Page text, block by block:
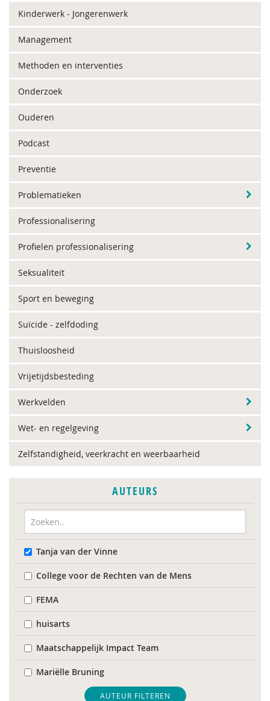
Kinderwerk - Jongerenwerk
Management
Methoden en interventies
Onderzoek
Ouderen
Podcast
Preventie
Problematieken
Professionalisering
Profielen professionalisering
Seksualiteit
Sport en beweging
Suïcide - zelfdoding
Thuisloosheid
Vrijetijdsbesteding
Werkvelden
Wet- en regelgeving
Zelfstandigheid, veerkracht en weerbaarheid
AUTEURS
Tanja van der Vinne
College voor de Rechten van de Mens
FEMA
huisarts
Maatschappelijk Impact Team
Mariëlle Bruning
AUTEUR FILTEREN